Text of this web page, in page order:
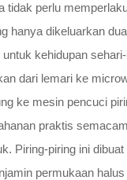
tidak perlu
hanya dikeluarkan
untuk kehidupan
dari lemari ke
ke mesin pencuci
praktis
Piring-piring ini
permukaan halus